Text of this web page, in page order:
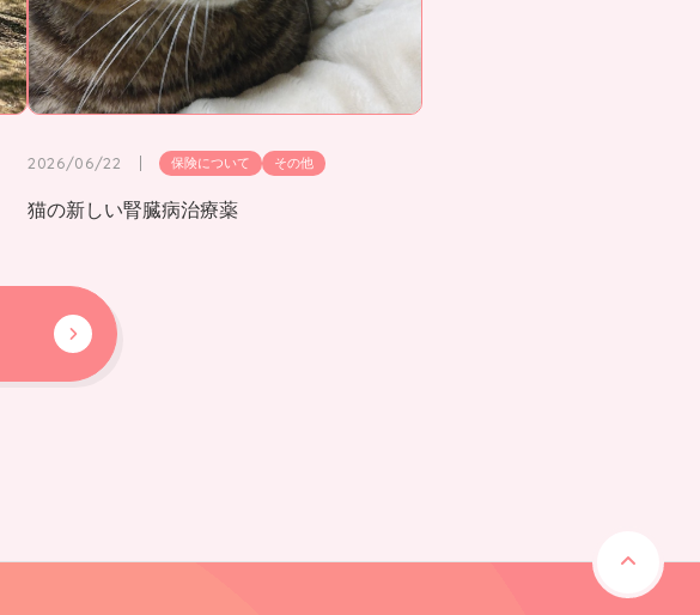
2026/06/22 保険について その他
猫の新しい腎臓病治療薬